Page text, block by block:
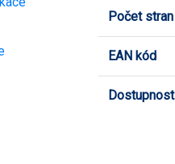
Počet stran
EAN kód
Dostupnost